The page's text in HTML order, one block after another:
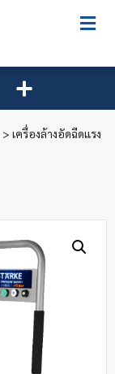
> เครื่องล้างอัดฉีดแรง